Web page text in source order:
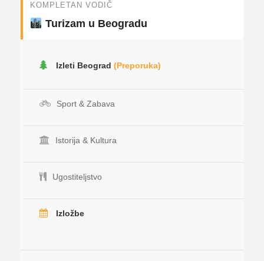
KOMPLETAN VODIČ
Turizam u Beogradu
Izleti Beograd (Preporuka)
Sport & Zabava
Istorija & Kultura
Ugostiteljstvo
Izložbe